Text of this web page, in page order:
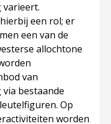
een rol; er
een van de
allochtone
van
bestaande
Op
worden